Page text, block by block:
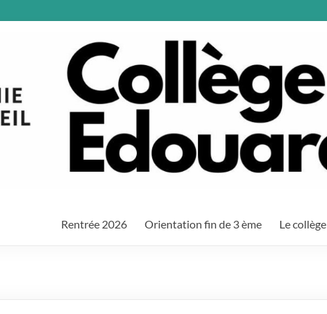
Rentrée 2026 Orientation fin de 3 ème Le collège